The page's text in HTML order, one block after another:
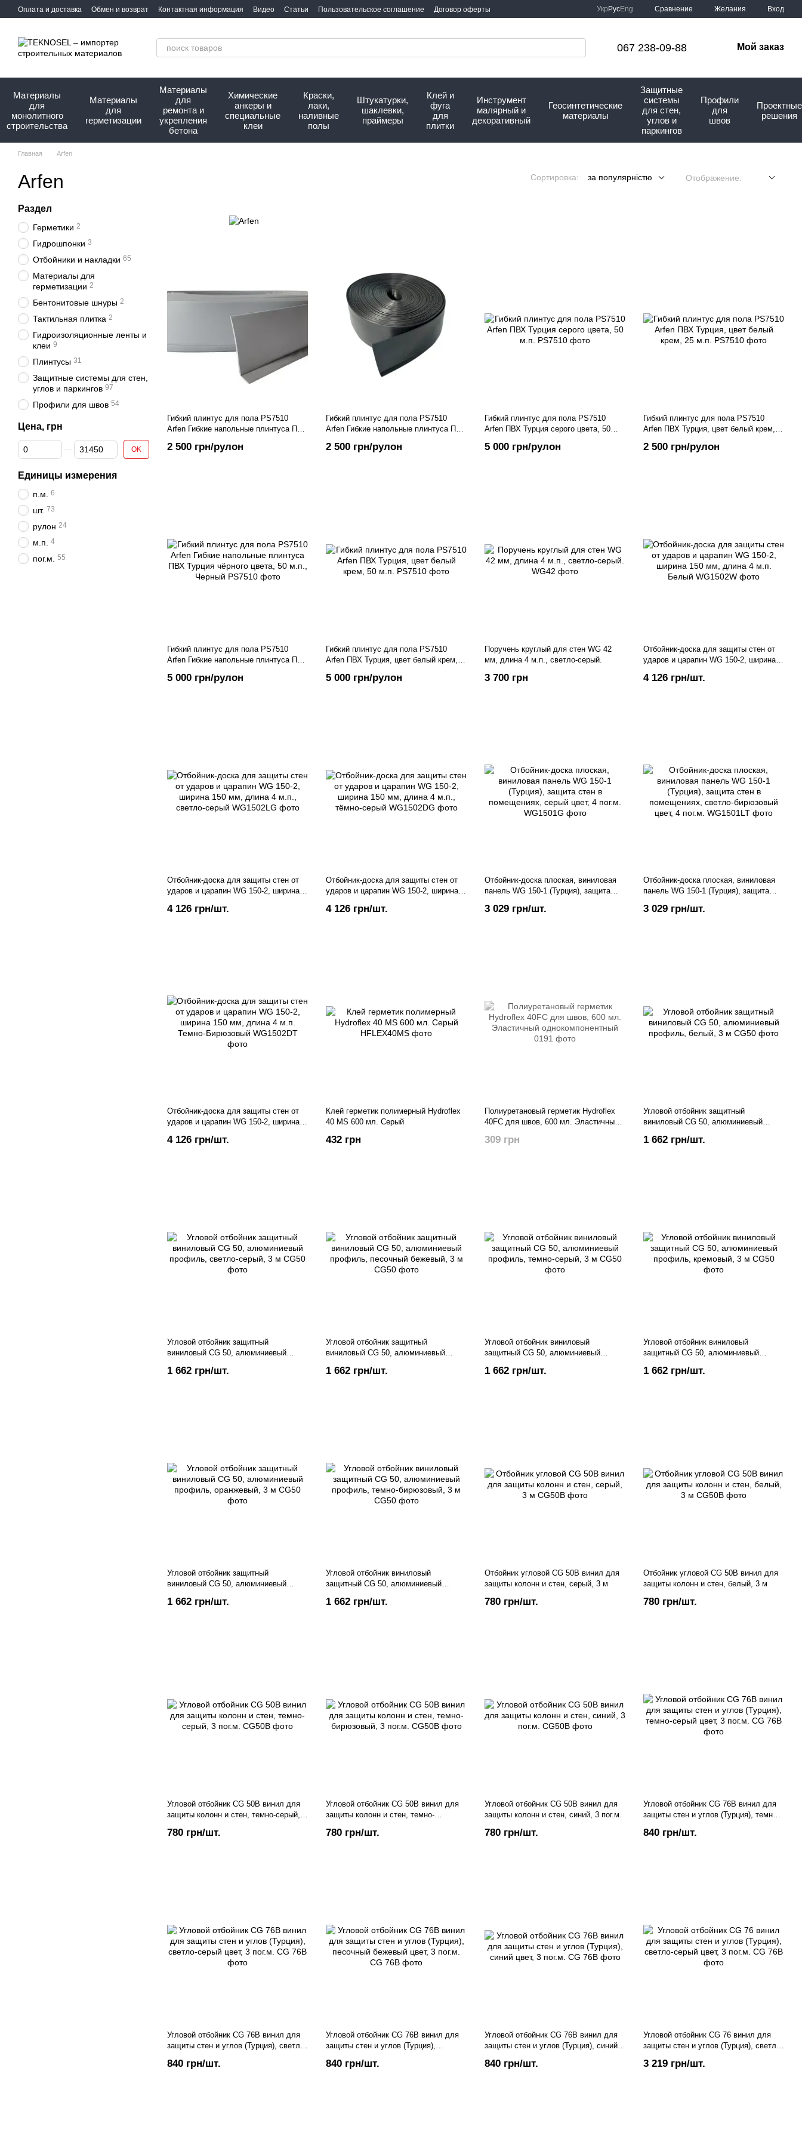
Перейти к основному контенту
Оплата и доставка Обмен и возврат Контактная информация Видео Статьи Пользовательское соглашение
Договор оферты
Укр РусEng Сравнение Желания Вход
067 238-09-88 Мой заказ
Материалы
для
монолитного
строительства
Материалы
для
герметизации
Материалы
для
ремонта и
укрепления
бетона
Химические
анкеры и
специальные
клеи
Краски,
лаки,
наливные
полы
Штукатурки,
шаклевки,
праймеры
Клей и
фуга
для
плитки
Инструмент
малярный и
декоративный
Геосинтетические
материалы
Защитные
системы
для стен,
углов и
паркингов
Профили
для
швов
Проектные
решения
Главная Arfen
Arfen Сортировка: за популярністю Отображение:
Гибкий плинтус для пола PS7510
Arfen Гибкие напольные плинтуса ПВХ
2 500 грн/рулон
Гибкий плинтус для пола PS7510
Arfen Гибкие напольные плинтуса ПВХ
2 500 грн/рулон
Гибкий плинтус для пола PS7510
Arfen ПВХ Турция серого цвета, 50
5 000 грн/рулон
Гибкий плинтус для пола PS7510
Arfen ПВХ Турция, цвет белый крем,
2 500 грн/рулон
Гибкий плинтус для пола PS7510
Arfen Гибкие напольные плинтуса ПВХ
5 000 грн/рулон
Гибкий плинтус для пола PS7510
Arfen ПВХ Турция, цвет белый крем,
5 000 грн/рулон
Поручень круглый для стен WG 42
мм, длина 4 м.п., светло-серый.
3 700 грн
Отбойник-доска для защиты стен от
ударов и царапин WG 150-2, ширина
4 126 грн/шт.
Отбойник-доска для защиты стен от
ударов и царапин WG 150-2, ширина
4 126 грн/шт.
Отбойник-доска для защиты стен от
ударов и царапин WG 150-2, ширина
4 126 грн/шт.
Отбойник-доска плоская, виниловая
панель WG 150-1 (Турция), защита
пог.м.
3 029 грн/шт.
Отбойник-доска плоская, виниловая
панель WG 150-1 (Турция), защита
бирюзовый цвет, 4 пог.м.
3 029 грн/шт.
Отбойник-доска для защиты стен от
ударов и царапин WG 150-2, ширина
Бирюзовый
4 126 грн/шт.
Клей герметик полимерный Hydroflex
40 MS 600 мл. Серый
432 грн
Полиуретановый герметик Hydroflex
40FC для швов, 600 мл. Эластичный
309 грн
Угловой отбойник защитный
виниловый CG 50, алюминиевый
1 662 грн/шт.
Угловой отбойник защитный
виниловый CG 50, алюминиевый
1 662 грн/шт.
Угловой отбойник защитный
виниловый CG 50, алюминиевый
1 662 грн/шт.
Угловой отбойник виниловый
защитный CG 50, алюминиевый
1 662 грн/шт.
Угловой отбойник виниловый
защитный CG 50, алюминиевый
1 662 грн/шт.
Угловой отбойник защитный
виниловый CG 50, алюминиевый
1 662 грн/шт.
Угловой отбойник виниловый
защитный CG 50, алюминиевый
1 662 грн/шт.
Отбойник угловой CG 50B винил для
защиты колонн и стен, серый, 3 м
780 грн/шт.
Отбойник угловой CG 50B винил для
защиты колонн и стен, белый, 3 м
780 грн/шт.
Угловой отбойник CG 50B винил для
защиты колонн и стен, темно-серый, 3
780 грн/шт.
Угловой отбойник CG 50B винил для
защиты колонн и стен, темно-
780 грн/шт.
Угловой отбойник CG 50B винил для
защиты колонн и стен, синий, 3 пог.м.
780 грн/шт.
Угловой отбойник CG 76В винил для
защиты стен и углов (Турция), темно-
840 грн/шт.
Угловой отбойник CG 76В винил для
защиты стен и углов (Турция), светло-
840 грн/шт.
Угловой отбойник CG 76В винил для
защиты стен и углов (Турция),
840 грн/шт.
Угловой отбойник CG 76В винил для
защиты стен и углов (Турция), синий
840 грн/шт.
Угловой отбойник CG 76 винил для
защиты стен и углов (Турция), светло-
3 219 грн/шт.
Раздел
Герметики 2
Гидрошпонки 3
Отбойники и накладки 65
Материалы для
герметизации 2
Бентонитовые шнуры 2
Тактильная плитка 2
Гидроизоляционные ленты и
клеи 9
Плинтусы 31
Защитные системы для стен,
углов и паркингов 97
Профили для швов 54
Цена, грн
От Цена, грн
До Цена, грн OK
Единицы измерения
п.м. 6
шт. 73
рулон 24
м.п. 4
пог.м. 55